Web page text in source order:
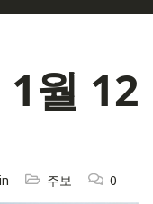
월 12
주보 0